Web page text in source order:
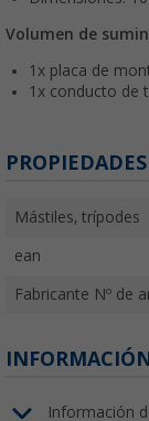
Volumen de
1x placa de
1x conducto de
PROPIEDADES
Mástiles, trípodes
ean
Fabricante Nº de
Información